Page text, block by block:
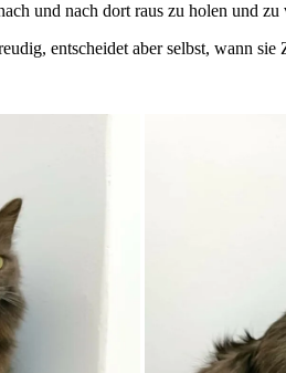
und nach dort raus zu holen und zu
entscheidet aber selbst, wann